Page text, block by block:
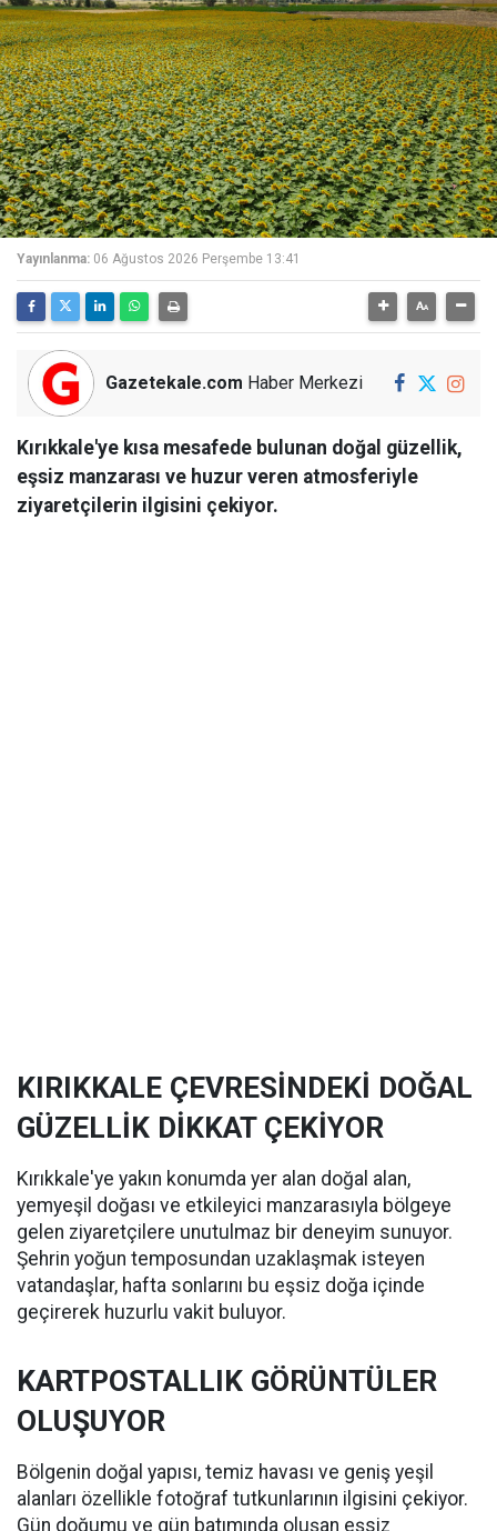
Yayınlanma: 06 Ağustos 2026 Perşembe 13:41
Gazetekale.com Haber Merkezi
Kırıkkale'ye kısa mesafede bulunan doğal güzellik,
eşsiz manzarası ve huzur veren atmosferiyle
ziyaretçilerin ilgisini çekiyor.
KIRIKKALE ÇEVRESİNDEKİ DOĞAL
GÜZELLİK DİKKAT ÇEKİYOR
Kırıkkale'ye yakın konumda yer alan doğal alan,
yemyeşil doğası ve etkileyici manzarasıyla bölgeye
gelen ziyaretçilere unutulmaz bir deneyim sunuyor.
Şehrin yoğun temposundan uzaklaşmak isteyen
vatandaşlar, hafta sonlarını bu eşsiz doğa içinde
geçirerek huzurlu vakit buluyor.
KARTPOSTALLIK GÖRÜNTÜLER
OLUŞUYOR
Bölgenin doğal yapısı, temiz havası ve geniş yeşil
alanları özellikle fotoğraf tutkunlarının ilgisini çekiyor.
Gün doğumu ve gün batımında oluşan eşsiz